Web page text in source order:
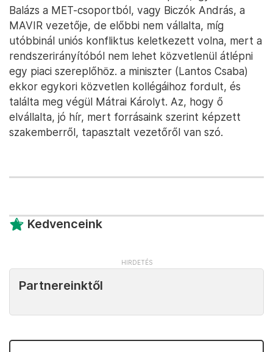
Balázs a MET-csoportból, vagy Biczók András, a
MAVIR vezetője, de előbbi nem vállalta, míg
utóbbinál uniós konfliktus keletkezett volna, mert a
rendszerirányítóból nem lehet közvetlenül átlépni
egy piaci szereplőhöz. a miniszter (Lantos Csaba)
ekkor egykori közvetlen kollégáihoz fordult, és
találta meg végül Mátrai Károlyt. Az, hogy ő
elvállalta, jó hír, mert forrásaink szerint képzett
szakemberről, tapasztalt vezetőről van szó.
Kedvenceink
Partnereinktől